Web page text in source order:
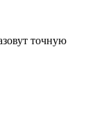
точную